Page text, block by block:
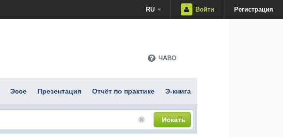
RU Войти Регистрация
ЧАВО
Эссе Презентация Отчёт по практике Э-книга
Искать